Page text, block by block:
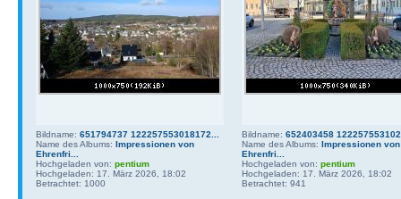
Bildname: 651794737 122257553018172...
Name des Albums: Impressionen von
Ehrenfri...
Hochgeladen von: pentium
Hochgeladen: 17. März 2026, 18:02
Betrachtet: 1000
Bildname: 652403458
Name des Albums: Impressionen von
Ehrenfri...
Hochgeladen von: pentium
Hochgeladen: 17. März 2026, 18:02
Betrachtet: 941